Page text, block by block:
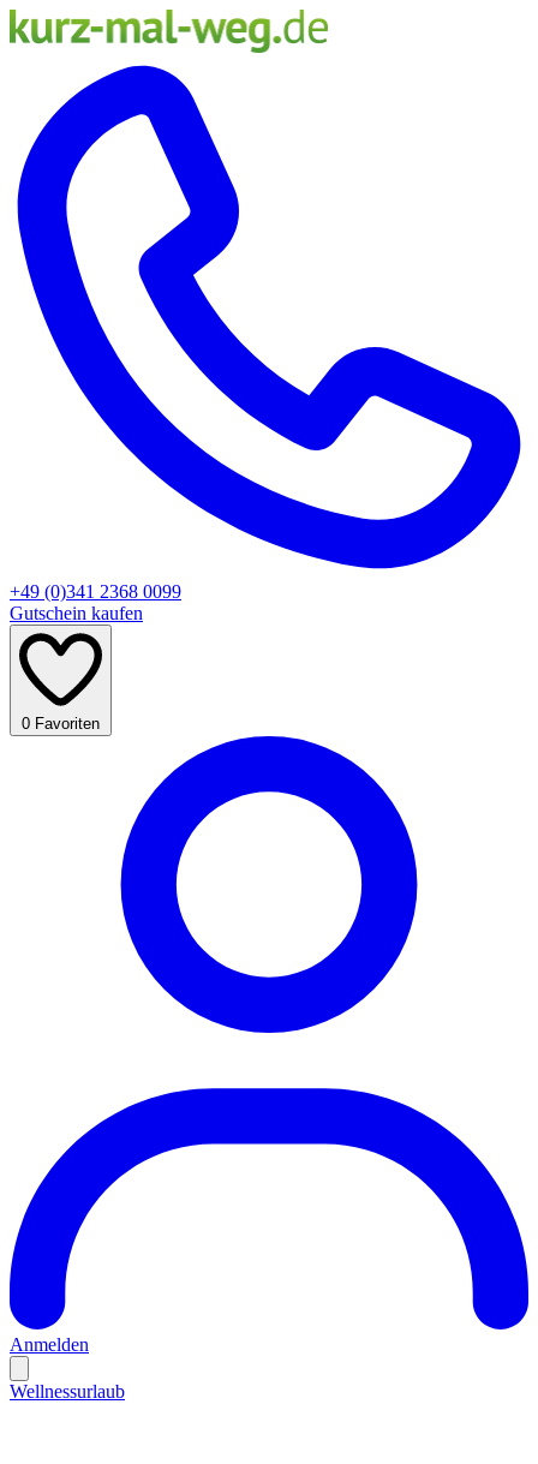
+49 (0)341 2368 0099
Gutschein kaufen
0 Favoriten
Anmelden
Wellnessurlaub